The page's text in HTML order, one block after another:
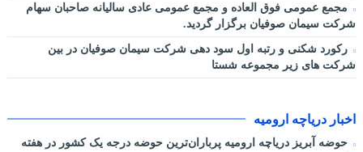
مجمع عمومی فوق العاده و مجمع عمومی عادی سالیانه صاحبان سهام
شرکت سیمان صوفیان برگزار گردید.
رکورد شکنی و رتبه اول سود دهی شرکت سیمان صوفیان در بین
شرکت های زیر مجموعه شستا
اخبار دریاچه ارومیه
حوضه آبریز دریاچه ارومیه پرباران‌ترین حوضه‌ درجه یک کشور در هفته